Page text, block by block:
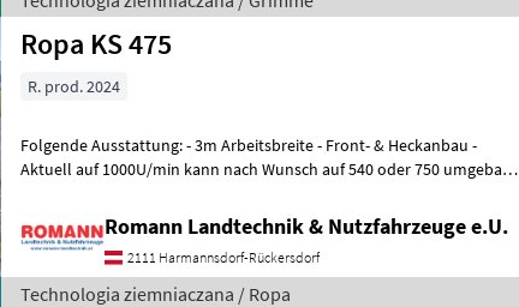
Ropa KS 475
R. prod. 2024
Folgende Ausstattung: - 3m Arbeitsbreite - Front- & Heckanbau -
Aktuell auf 1000U/min kann nach Wunsch auf 540 oder 750 umgebaut
Romann Landtechnik & Nutzfahrzeuge e.U.
2111 Harmannsdorf-Rückersdorf
Technologia ziemniaczana / Ropa